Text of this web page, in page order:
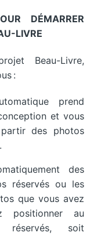
DÉMARRER
LIVRE
Beau-Livre,
:
prend
et vous
des photos
des
réservés ou les
que vous avez
positionner au
réservés, soit